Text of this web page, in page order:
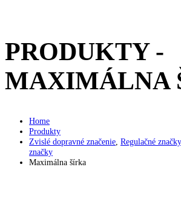
PRODUKTY -
MAXIMÁLNA
Home
Produkty
Zvislé dopravné značenie Regulačné značky
značky
Maximálna šírka